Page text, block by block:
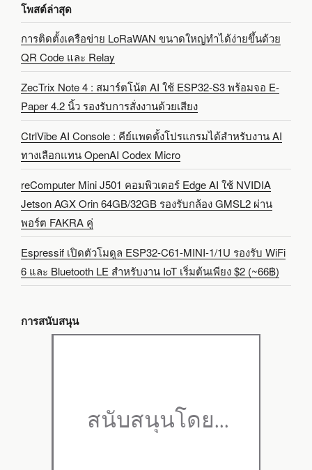
โพสต์ล่าสุด
การติดตั้งเครือข่าย LoRaWAN ขนาดใหญ่ทำได้ง่ายขึ้นด้วย
QR Code และ Relay
ZecTrix Note 4 : สมาร์ตโน้ต AI ใช้ ESP32-S3 พร้อมจอ E-
Paper 4.2 นิ้ว รองรับการสั่งงานด้วยเสียง
CtrlVibe AI Console : คีย์แพดตั้งโปรแกรมได้สำหรับงาน AI
ทางเลือกแทน OpenAI Codex Micro
reComputer Mini J501 คอมพิวเตอร์ Edge AI ใช้ NVIDIA
Jetson AGX Orin 64GB/32GB รองรับกล้อง GMSL2 ผ่าน
พอร์ต FAKRA คู่
Espressif เปิดตัวโมดูล ESP32-C61-MINI-1/1U รองรับ WiFi
6 และ Bluetooth LE สำหรับงาน IoT เริ่มต้นเพียง $2 (~66฿)
การสนับสนุน